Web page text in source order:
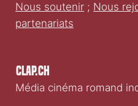
Clap.ch
Média cinéma romand
Nous soutenir ; Nous
partenariats